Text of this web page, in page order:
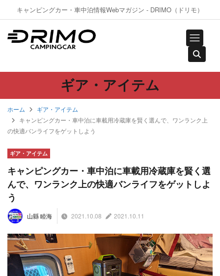
キャンピングカー・車中泊情報Webマガジン - DRIMO（ドリモ）
ギア・アイテム
ホーム
ギア・アイテム
キャンピングカー・車中泊に車載用冷蔵庫を賢く選んで、ワンランク上
の快適バンライフをゲットしよう
ギア・アイテム
キャンピングカー・車中泊に車載用冷蔵庫を賢く選
んで、ワンランク上の快適バンライフをゲットしよ
う
山縣 睦海 2021.10.08 2021.10.11